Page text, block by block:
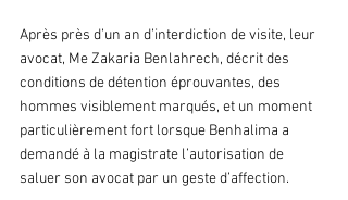
Après près d’un an d’interdiction de visite, leur
avocat, Me Zakaria Benlahrech, décrit des
conditions de détention éprouvantes, des
hommes visiblement marqués, et un moment
particulièrement fort lorsque Benhalima a
demandé à la magistrate l’autorisation de
saluer son avocat par un geste d’affection.